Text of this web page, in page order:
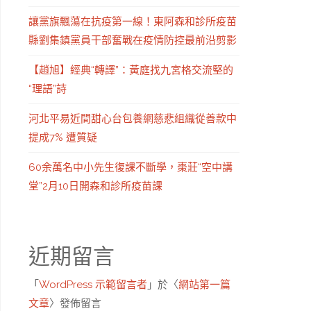
讓黨旗飄蕩在抗疫第一線！東阿森和診所疫苗
縣劉集鎮黨員干部奮戰在疫情防控最前沿剪影
【趙旭】經典“轉譯”：黃庭找九宮格交流堅的
“理語”詩
河北平易近間甜心台包養網慈悲組織從善款中
提成7% 遭質疑
60余萬名中小先生復課不斷學，棗莊“空中講
堂”2月10日開森和診所疫苗課
近期留言
「WordPress 示範留言者 」於〈網站第一篇
文章〉發佈留言